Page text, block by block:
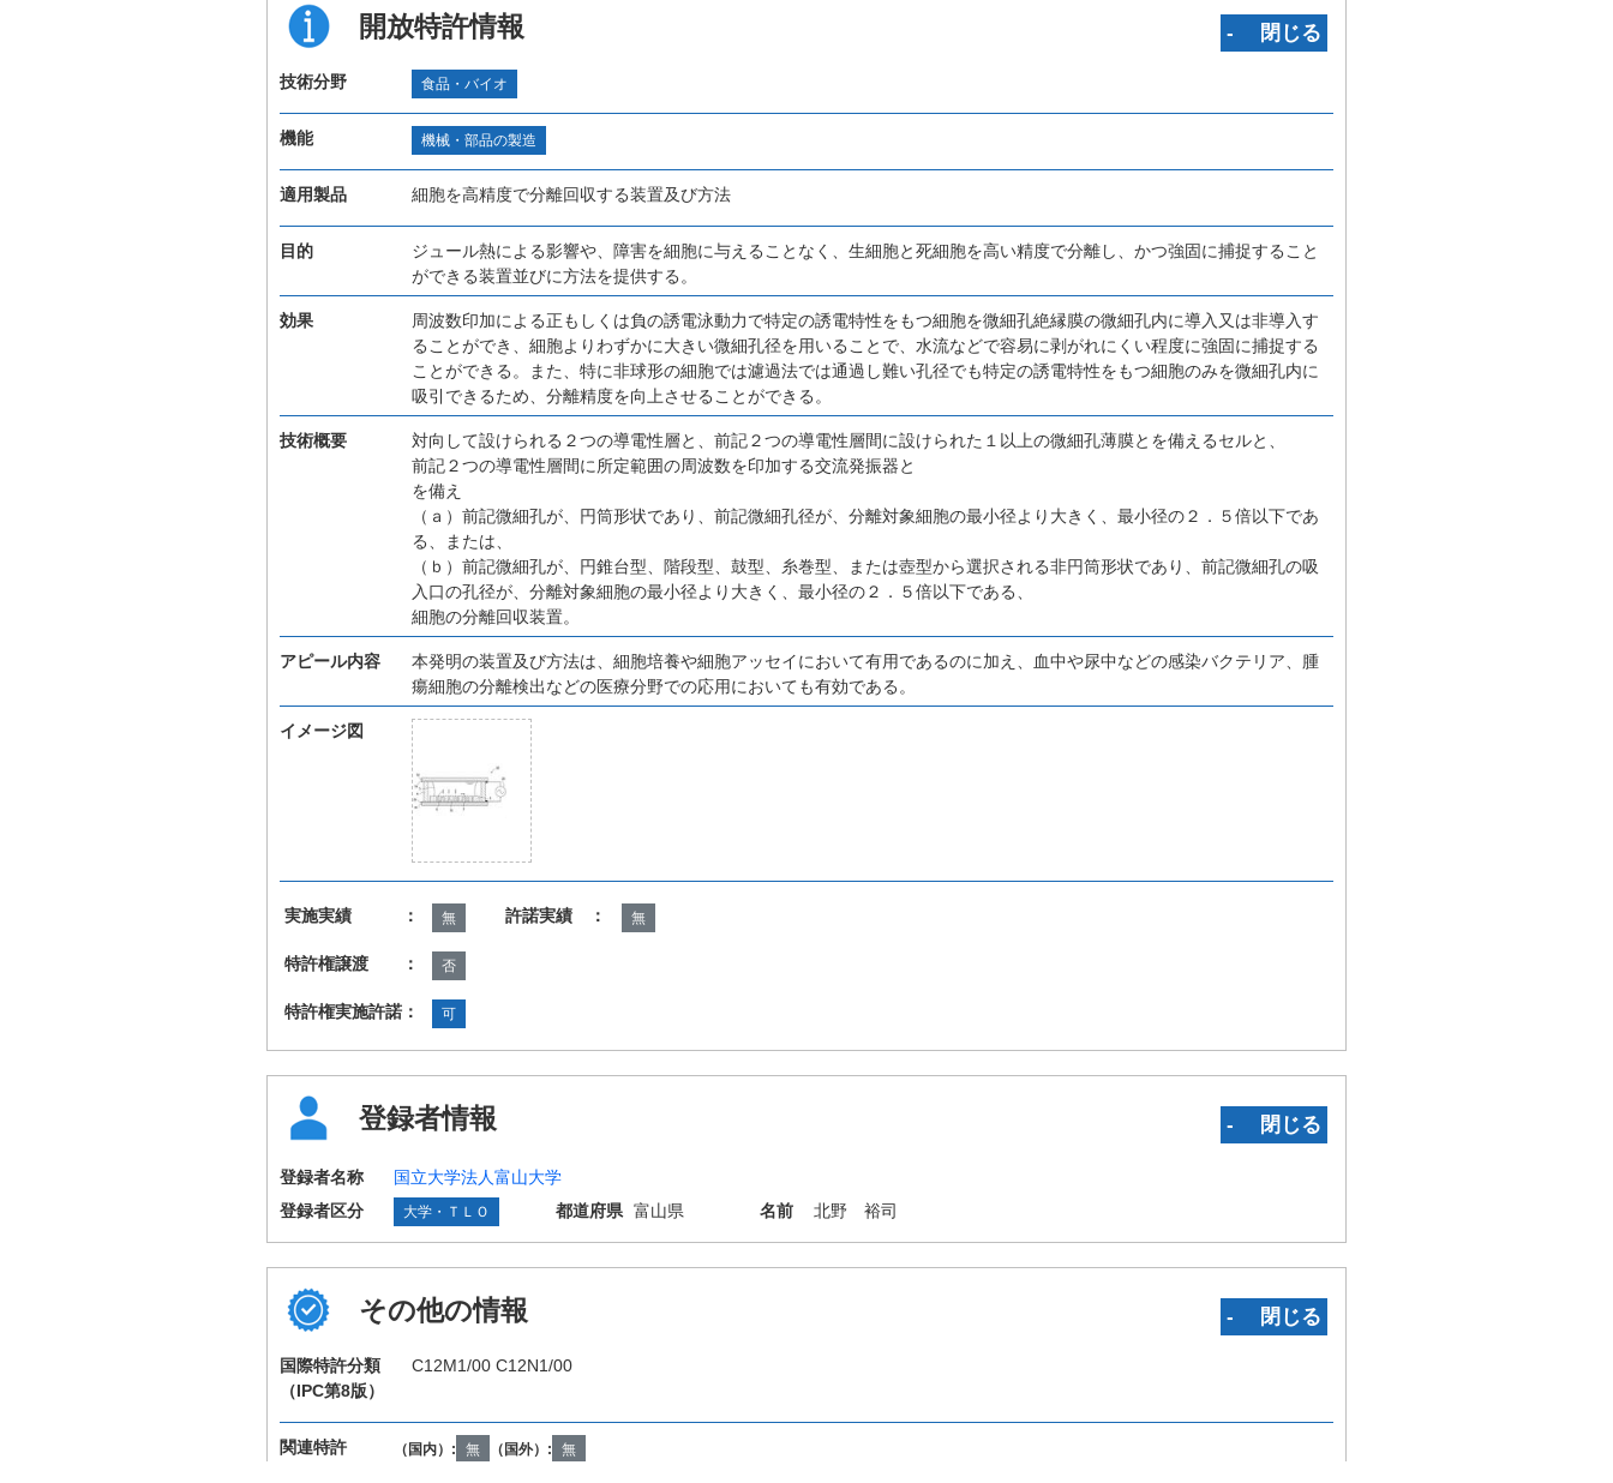
開放特許情報 ‐ 閉じる
技術分野 食品・バイオ
機能 機械・部品の製造
適用製品 細胞を高精度で分離回収する装置及び方法
目的
ジュール熱による影響や、障害を細胞に与えることなく、生細胞と死細胞を高い精度で分離し、かつ強固に捕捉すること
ができる装置並びに方法を提供する。
効果
周波数印加による正もしくは負の誘電泳動力で特定の誘電特性をもつ細胞を微細孔絶縁膜の微細孔内に導入又は非導入す
ることができ、細胞よりわずかに大きい微細孔径を用いることで、水流などで容易に剥がれにくい程度に強固に捕捉する
ことができる。また、特に非球形の細胞では濾過法では通過し難い孔径でも特定の誘電特性をもつ細胞のみを微細孔内に
吸引できるため、分離精度を向上させることができる。
技術概要
対向して設けられる２つの導電性層と、前記２つの導電性層間に設けられた１以上の微細孔薄膜とを備えるセルと、
前記２つの導電性層間に所定範囲の周波数を印加する交流発振器と
を備え
（ａ）前記微細孔が、円筒形状であり、前記微細孔径が、分離対象細胞の最小径より大きく、最小径の２．５倍以下であ
る、または、
（ｂ）前記微細孔が、円錐台型、階段型、鼓型、糸巻型、または壺型から選択される非円筒形状であり、前記微細孔の吸
入口の孔径が、分離対象細胞の最小径より大きく、最小径の２．５倍以下である、
細胞の分離回収装置。
アピール内容
本発明の装置及び方法は、細胞培養や細胞アッセイにおいて有用であるのに加え、血中や尿中などの感染バクテリア、腫
瘍細胞の分離検出などの医療分野での応用においても有効である。
イメージ図
実施実績 ： 無 許諾実績 ： 無
特許権譲渡 ： 否
特許権実施許諾： 可
登録者情報 ‐ 閉じる
登録者名称
国立大学法人富山大学
登録者区分
大学・ＴＬＯ 都道府県 富山県 名前 北野 裕司
その他の情報 ‐ 閉じる
国際特許分類
（IPC第8版）
C12M1/00 C12N1/00
関連特許 （国内）: 無 （国外）: 無